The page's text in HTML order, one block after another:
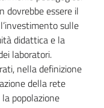
dovrebbe essere il
sulle
didattica e la
laboratori.
nella definizione
della rete
popolazione